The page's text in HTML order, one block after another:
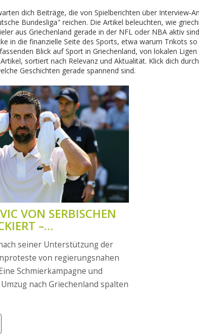
dich Beiträge, die von Spielberichten über
Bundesliga" reichen. Die Artikel beleuchten, wie
aus Griechenland gerade in der NFL oder NBA aktiv
in die finanzielle Seite des Sports, etwa warum Trikots
Blick auf Sport in Griechenland, von lokalen
sortiert nach Relevanz und Aktualität. Klick dich
Geschichten gerade spannend sind.
VON SERBISCHEN
–
NACH
seiner Unterstützung der
von regierungsnahen
Schmierkampagne und
nach Griechenland spalten